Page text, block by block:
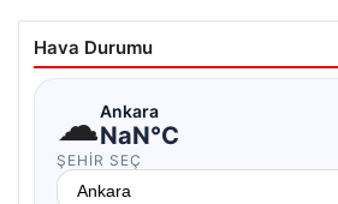
Hava Durumu
☁Ankara
NaN°C
ŞEHIR SEÇ